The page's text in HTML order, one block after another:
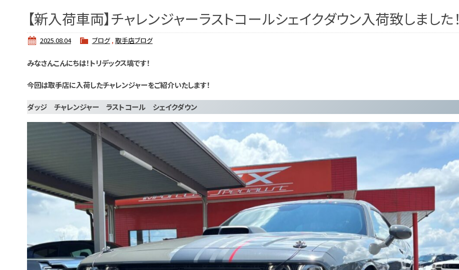
【新入荷車両】チャレンジャーラストコールシェイクダウン入荷致しました！
2025.08.04 ブログ, 取手店ブログ
みなさんこんにちは！トリデックス塙です！
今回は取手店に入荷したチャレンジャーをご紹介いたします！
ダッジ チャレンジャー ラストコール シェイクダウン